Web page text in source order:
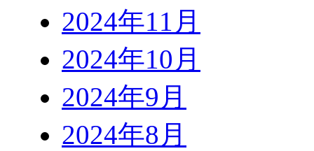
2024年11月
2024年10月
2024年9月
2024年8月